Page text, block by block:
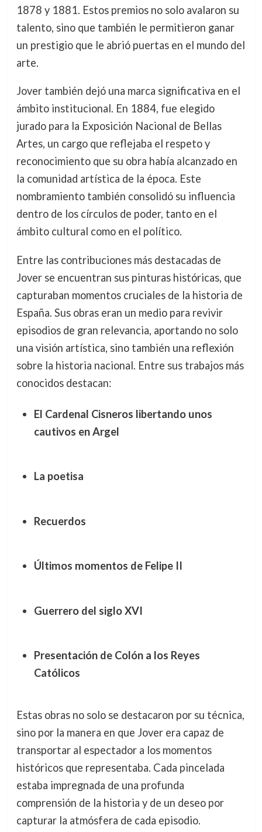
1878 y 1881. Estos premios no solo avalaron su
talento, sino que también le permitieron ganar
un prestigio que le abrió puertas en el mundo del
arte.
Jover también dejó una marca significativa en el
ámbito institucional. En 1884, fue elegido
jurado para la Exposición Nacional de Bellas
Artes, un cargo que reflejaba el respeto y
reconocimiento que su obra había alcanzado en
la comunidad artística de la época. Este
nombramiento también consolidó su influencia
dentro de los círculos de poder, tanto en el
ámbito cultural como en el político.
Entre las contribuciones más destacadas de
Jover se encuentran sus pinturas históricas, que
capturaban momentos cruciales de la historia de
España. Sus obras eran un medio para revivir
episodios de gran relevancia, aportando no solo
una visión artística, sino también una reflexión
sobre la historia nacional. Entre sus trabajos más
conocidos destacan:
El Cardenal Cisneros libertando unos
cautivos en Argel
La poetisa
Recuerdos
Últimos momentos de Felipe II
Guerrero del siglo XVI
Presentación de Colón a los Reyes
Católicos
Estas obras no solo se destacaron por su técnica,
sino por la manera en que Jover era capaz de
transportar al espectador a los momentos
históricos que representaba. Cada pincelada
estaba impregnada de una profunda
comprensión de la historia y de un deseo por
capturar la atmósfera de cada episodio.